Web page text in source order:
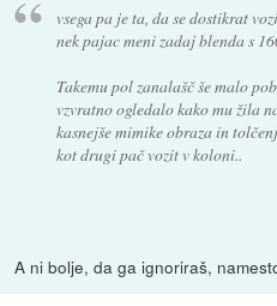
vsega pa je ta, da se dostikrat
nek pajac meni zadaj blenda s
Takemu pol zanalašč še malo
vzvratno ogledalo kako mu žila
kasnejše mimike obraza in
kot drugi pač vozit v koloni..
A ni bolje, da ga ignoriraš,